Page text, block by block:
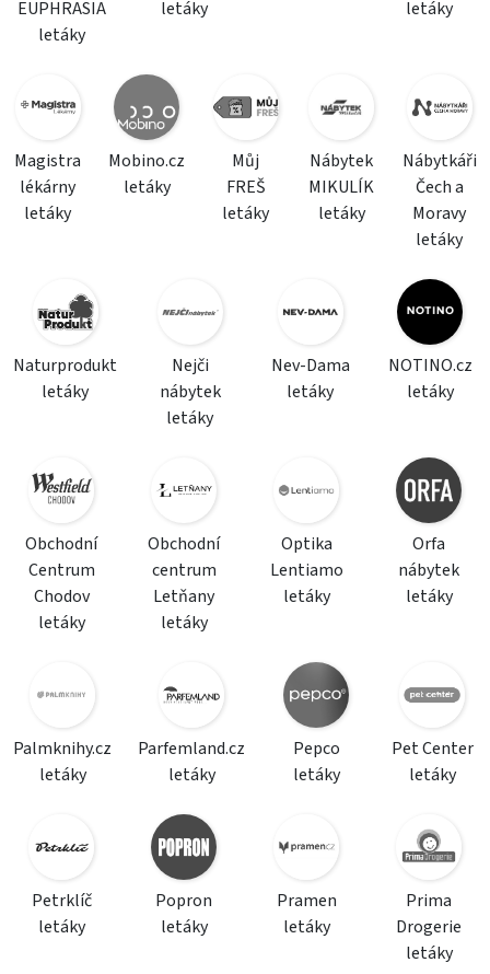
EUPHRASIA
letáky
letáky
letáky
Magistra
lékárny
letáky
Mobino.cz
letáky
Můj
FREŠ
letáky
Nábytek
MIKULÍK
letáky
Nábytkáři
Čech a
Moravy
letáky
Naturprodukt
letáky
Nejči
nábytek
letáky
Nev-Dama
letáky
NOTINO.cz
letáky
Obchodní
Centrum
Chodov
letáky
Obchodní
centrum
Letňany
letáky
Optika
Lentiamo
letáky
Orfa
nábytek
letáky
Palmknihy.cz
letáky
Parfemland.cz
letáky
Pepco
letáky
Pet Center
letáky
Petrklíč
letáky
Popron
letáky
Pramen
letáky
Prima
Drogerie
letáky